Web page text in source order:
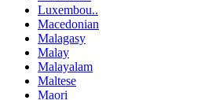
Luxembou..
Macedonian
Malagasy
Malay
Malayalam
Maltese
Maori